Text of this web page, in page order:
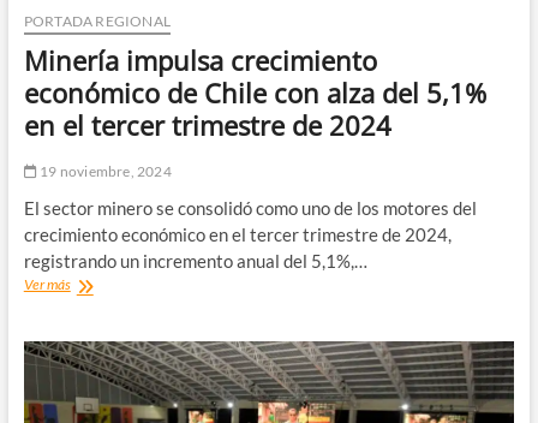
PORTADA REGIONAL
Minería impulsa crecimiento
económico de Chile con alza del 5,1%
en el tercer trimestre de 2024
19 noviembre, 2024
El sector minero se consolidó como uno de los motores del
crecimiento económico en el tercer trimestre de 2024,
registrando un incremento anual del 5,1%,…
Ver másMinería
económico
de
con